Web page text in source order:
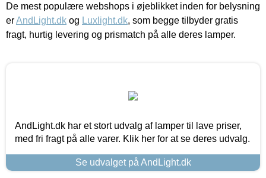
De mest populære webshops i øjeblikket inden for belysning
erAndLight.dk og Luxlight.dk, som begge tilbyder gratis
fragt, hurtig levering og prismatch på alle deres lamper.
AndLight.dk har et stort udvalg af lamper til lave priser,
med fri fragt på alle varer. Klik her for at se deres udvalg.
Se udvalget på AndLight.dk